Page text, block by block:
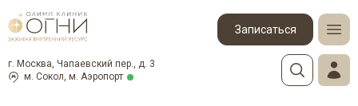
Записаться
м. Сокол, м. Аэропорт
г. Москва, Чапаевский пер., д. 3